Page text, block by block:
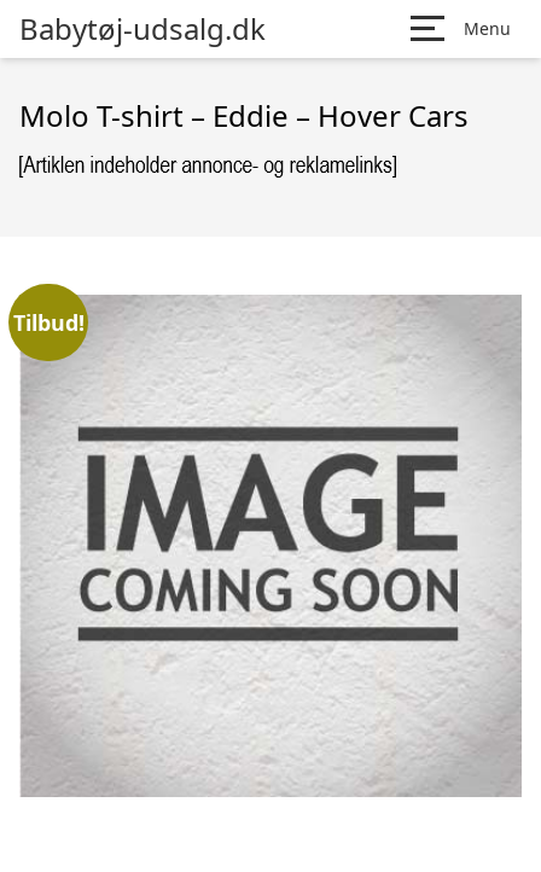
Babytøj-udsalg.dk Menu
Molo T-shirt – Eddie – Hover Cars
Tilbud!